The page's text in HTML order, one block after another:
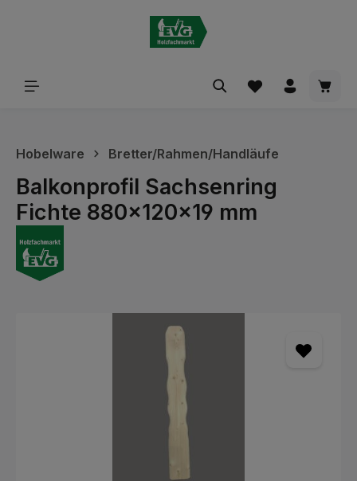
Hobelware Bretter/Rahmen/Handläufe
Balkonprofil Sachsenring
Fichte 880x120x19 mm